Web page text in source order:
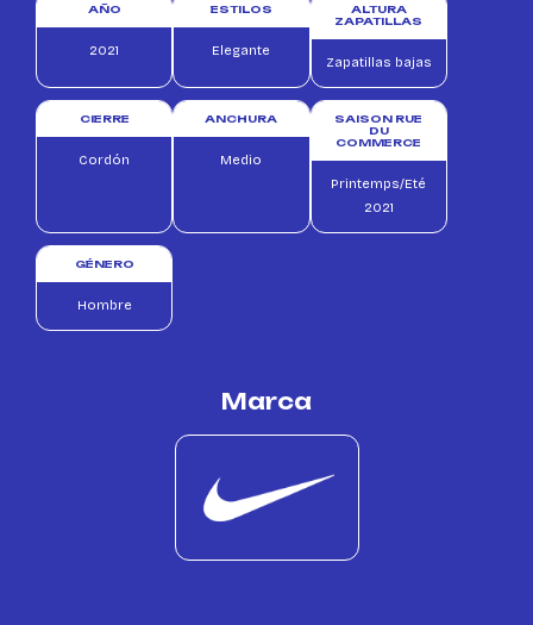
AÑO
2021
ESTILOS
Elegante
ALTURA
ZAPATILLAS
Zapatillas bajas
CIERRE
Cordón
ANCHURA
Medio
SAISON RUE
DU
COMMERCE
Printemps/Eté
2021
GÉNERO
Hombre
Marca